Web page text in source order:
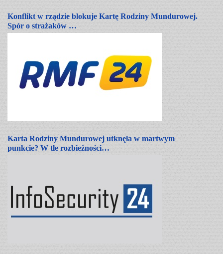
Konflikt w rządzie blokuje Kartę Rodziny Mundurowej.
Spór o strażaków …
Karta Rodziny Mundurowej utknęła w martwym
punkcie? W tle rozbieżności…